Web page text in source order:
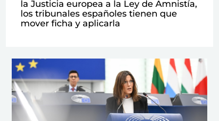
la Justicia europea a la Ley de Amnistía,
los tribunales españoles tienen que
mover ficha y aplicarla